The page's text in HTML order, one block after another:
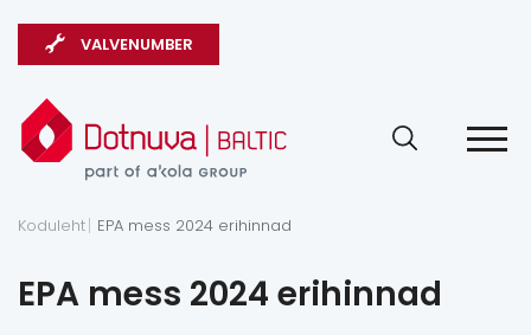
VALVENUMBER
Koduleht EPA mess 2024 erihinnad
EPA mess 2024 erihinnad